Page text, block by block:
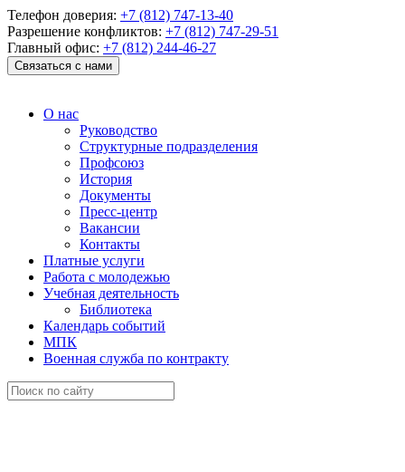
Телефон доверия: +7 (812) 747-13-40
Разрешение конфликтов: +7 (812) 747-29-51
Главный офис: +7 (812) 244-46-27
Связаться с нами
О нас
Руководство
Структурные подразделения
Профсоюз
История
Документы
Пресс-центр
Вакансии
Контакты
Платные услуги
Работа с молодежью
Учебная деятельность
Библиотека
Календарь событий
МПК
Военная служба по контракту